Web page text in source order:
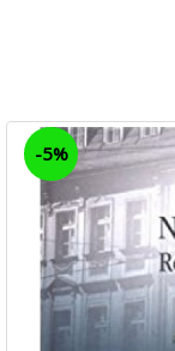
-5%